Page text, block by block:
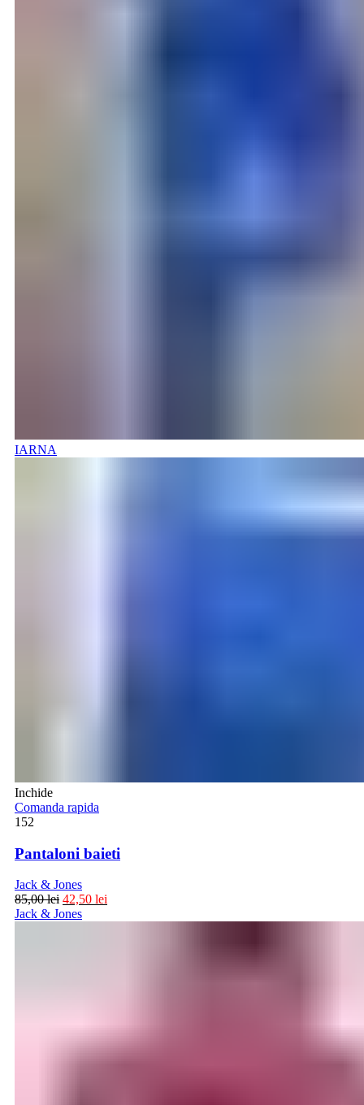
IARNA
Inchide
Comanda rapida
152
Pantaloni baieti
Jack & Jones
85,00lei 42,50 lei
Jack & Jones